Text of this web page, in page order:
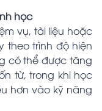
học
vụ, tài liệu hoặc
theo trình độ hiện
có thể được tăng
từ, trong khi học
hơn vào kỹ năng